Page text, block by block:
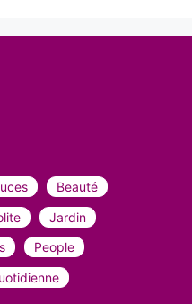
Beauté
Jardin
People